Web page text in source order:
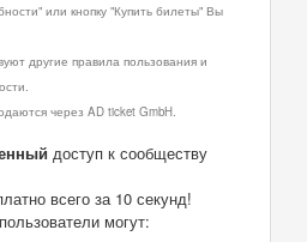
или кнопку "Купить билеты" Вы
другие правила пользования и
через AD ticket GmbH.
доступ к сообществу
всего за 10 секунд!
могут: